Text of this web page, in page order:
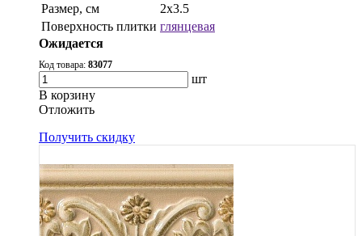
Размер, см
2x3.5
Поверхность плитки глянцевая
Ожидается
Код товара: 83077
шт
В корзину
Oтложить
Получить скидку